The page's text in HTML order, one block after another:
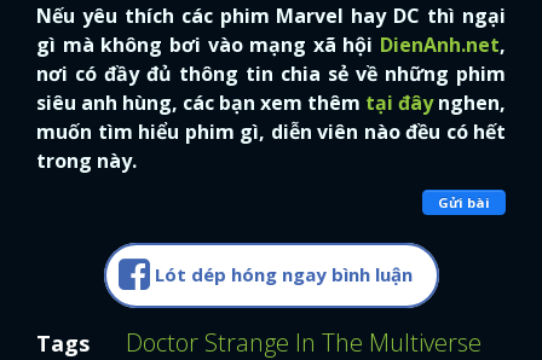
Nếu yêu thích các phim Marvel hay DC thì ngại
gì mà không bơi vào mạng xã hội DienAnh.net,
nơi có đầy đủ thông tin chia sẻ về những phim
siêu anh hùng, các bạn xem thêm tại đâynghen,
muốn tìm hiểu phim gì, diễn viên nào đều có hết
trong này.
Gửi bài
Lót dép hóng ngay bình luận
Tags Doctor Strange In The Multiverse Of